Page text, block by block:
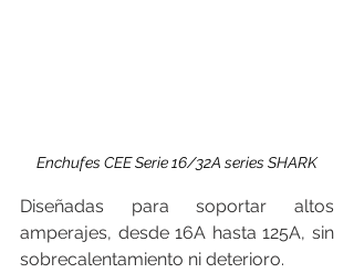
Enchufes CEE Serie 16/32A series SHARK
Diseñadas para soportar altos
amperajes, desde 16A hasta 125A, sin
sobrecalentamiento ni deterioro.